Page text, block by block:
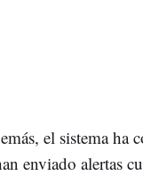
el sistema ha
enviado alertas